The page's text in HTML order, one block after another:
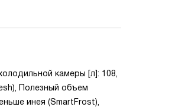
камеры [л]: 108,
Полезный объем
инея (SmartFrost),